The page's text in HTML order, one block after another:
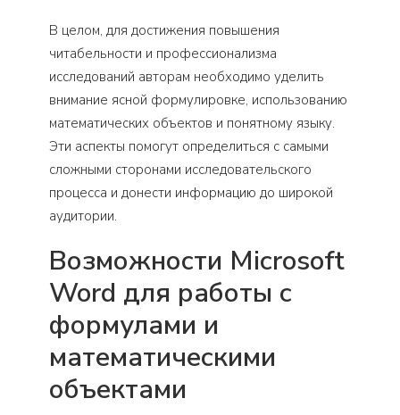
В целом, для достижения повышения
читабельности и профессионализма
исследований авторам необходимо уделить
внимание ясной формулировке, использованию
математических объектов и понятному языку.
Эти аспекты помогут определиться с самыми
сложными сторонами исследовательского
процесса и донести информацию до широкой
аудитории.
Возможности Microsoft
Word для работы с
формулами и
математическими
объектами